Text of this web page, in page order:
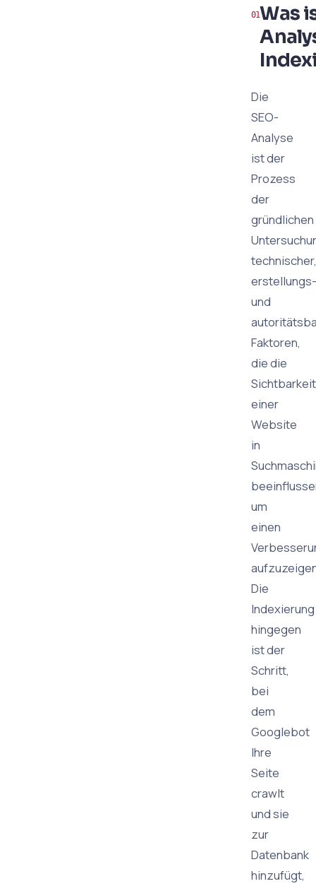
Was
Die
SEO-
Analyse
ist der
Prozess
der
gründlichen
technischer,
erstellungs-
und
Faktoren,
die die
Sichtbarkeit
einer
Website
in
um
einen
Die
Indexierung
hingegen
ist der
Schritt,
bei
dem
Googlebot
Ihre
Seite
crawlt
und sie
zur
Datenbank
hinzufügt,